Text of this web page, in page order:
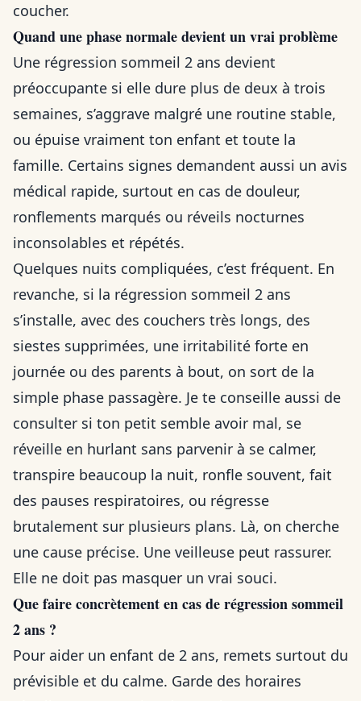
coucher.
Quand une phase normale devient un vrai problème
Une régression sommeil 2 ans devient
préoccupante si elle dure plus de deux à trois
semaines, s’aggrave malgré une routine stable,
ou épuise vraiment ton enfant et toute la
famille. Certains signes demandent aussi un avis
médical rapide, surtout en cas de douleur,
ronflements marqués ou réveils nocturnes
inconsolables et répétés.
Quelques nuits compliquées, c’est fréquent. En
revanche, si la régression sommeil 2 ans
s’installe, avec des couchers très longs, des
siestes supprimées, une irritabilité forte en
journée ou des parents à bout, on sort de la
simple phase passagère. Je te conseille aussi de
consulter si ton petit semble avoir mal, se
réveille en hurlant sans parvenir à se calmer,
transpire beaucoup la nuit, ronfle souvent, fait
des pauses respiratoires, ou régresse
brutalement sur plusieurs plans. Là, on cherche
une cause précise. Une veilleuse peut rassurer.
Elle ne doit pas masquer un vrai souci.
Que faire concrètement en cas de régression sommeil
2 ans ?
Pour aider un enfant de 2 ans, remets surtout du
prévisible et du calme. Garde des horaires